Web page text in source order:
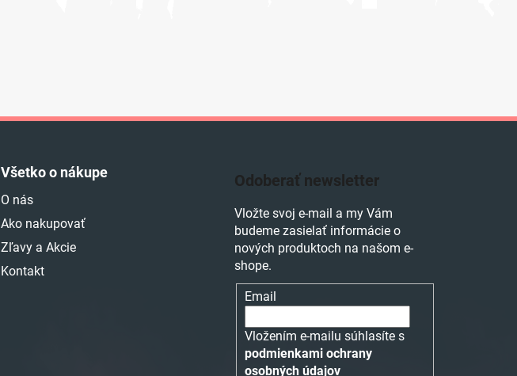
Všetko o nákupe
O nás
Ako nakupovať
Zľavy a Akcie
Kontakt
Odoberať newsletter
Vložte svoj e-mail a my Vám
budeme zasielať informácie o
nových produktoch na našom e-
shope.
Email
Vložením e-mailu súhlasíte s
podmienkami ochrany
osobných údajov